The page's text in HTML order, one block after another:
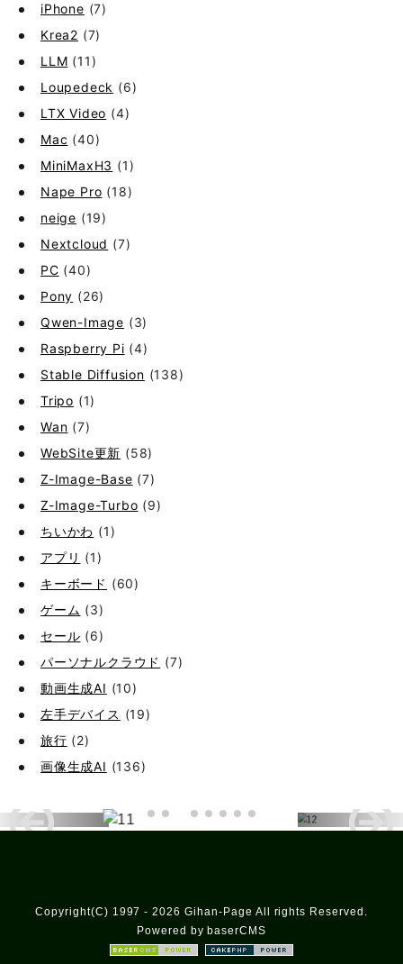
iPhone (7)
Krea2 (7)
LLM (11)
Loupedeck (6)
LTX Video (4)
Mac (40)
MiniMaxH3 (1)
Nape Pro (18)
neige (19)
Nextcloud (7)
PC (40)
Pony (26)
Qwen-Image (3)
Raspberry Pi (4)
Stable Diffusion (138)
Tripo (1)
Wan (7)
WebSite更新 (58)
Z-Image-Base (7)
Z-Image-Turbo (9)
ちいかわ (1)
アプリ (1)
キーボード (60)
ゲーム (3)
セール (6)
パーソナルクラウド (7)
動画生成AI (10)
左手デバイス (19)
旅行 (2)
画像生成AI (136)
Copyright(C) 1997 - 2026 Gihan-Page All rights Reserved.
Powered by baserCMS